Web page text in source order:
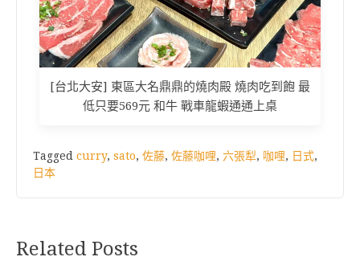
[台北大安] 東區大名鼎鼎的燒肉殿 燒肉吃到飽 最
低只要569元 和牛 戰車龍蝦通通上桌
Tagged curry, sato, 佐藤, 佐藤咖哩, 六張犁, 咖哩, 日式,
日本
Related Posts